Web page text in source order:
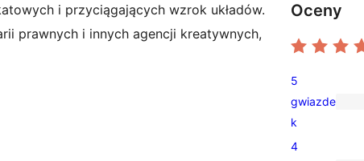
i przyciągających wzrok układów.
prawnych i innych agencji kreatywnych,
Oceny
29
recenzji
5-
5
gwiazde
k
4